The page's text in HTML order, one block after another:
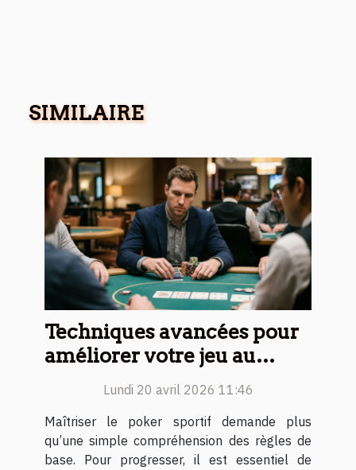
SIMILAIRE
Techniques avancées pour
améliorer votre jeu au
poker sportif
Lundi 20 avril 2026 11:46
Maîtriser le poker sportif demande plus
qu’une simple compréhension des règles de
base. Pour progresser, il est essentiel de